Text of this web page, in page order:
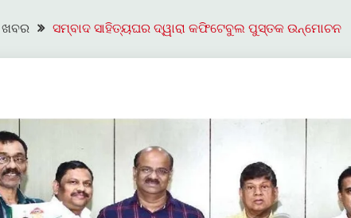
ଖବର ସମ୍ବାଦ ସାହିତ୍ୟଘର ଦ୍ୱାରା କଫିଟେବୁଲ ପୁସ୍ତକ ଉନ୍ମୋଚନ